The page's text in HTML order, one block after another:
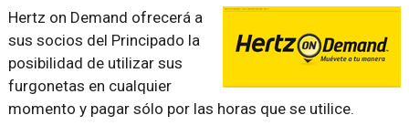
Hertz on Demand ofrecerá a
sus socios del Principado la
posibilidad de utilizar sus
furgonetas en cualquier
momento y pagar sólo por las horas que se utilice.